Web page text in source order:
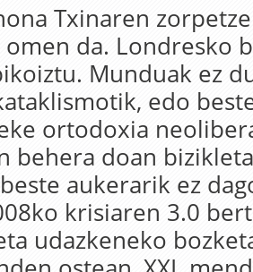
Txinaren
da. Londresko
Munduak ez
edo
ortodoxia
behera doan
aukerarik ez
krisiaren 3.0
udazkeneko